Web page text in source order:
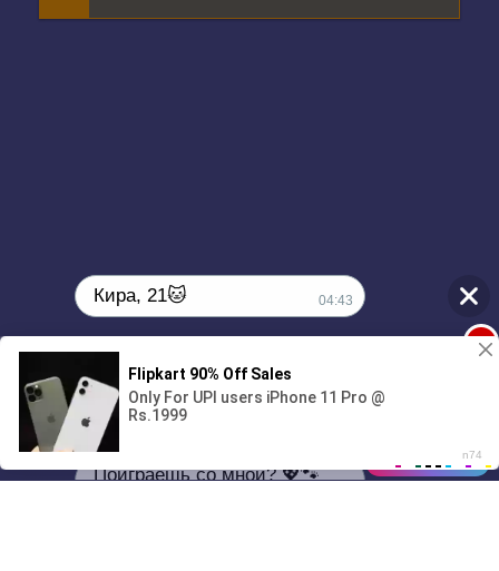
01/07
00:00
Кира, 21🐱 04:43
Поиграешь со мной? 💖🐾
1